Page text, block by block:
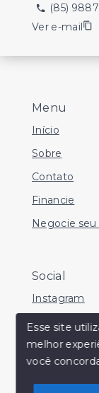
Menu
Início
Sobre
Contato
Financie
Negocie
Social
Instagram
Facebook
Youtube
(85)
Ver e-mail
Esse site
melhor
você